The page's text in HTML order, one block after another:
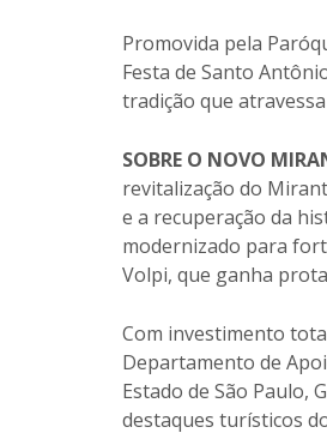
Promovida pela
Festa de Santo
tradição que
SOBRE O NOVO
revitalização do
e a recuperação da
modernizado para
Volpi, que ganha
Com investimento
Departamento de
Estado de São Paulo,
destaques turísticos